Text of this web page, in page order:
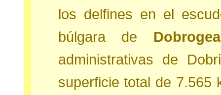
los delfines en el
búlgara de Dobrogea
administrativas de
superficie total de 7.565